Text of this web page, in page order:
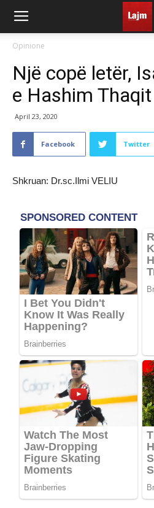
Opinione
Një copë letër,
e Hashim Thaqit
April 23, 2020
Facebook Twitter
Shkruan: Dr.sc.Ilmi VELIU